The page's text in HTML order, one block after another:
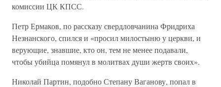
комиссии ЦК КПСС.
Петр Ермаков, по рассказу свердловчанина Фридриха
Незнанского, спился и «просил милостыню у церкви, и
верующие, знавшие, кто он, тем не менее подавали,
чтобы убийца помянул в молитвах души жертв своих».
Николай Партин, подобно Степану Ваганову, попал в